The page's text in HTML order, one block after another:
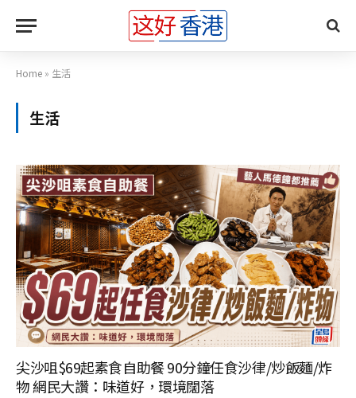
Home » 生活
生活
尖沙咀$69起素食自助餐 90分鐘任食沙律/炒飯麵/炸
物 網民大讚：味道好，環境闊落